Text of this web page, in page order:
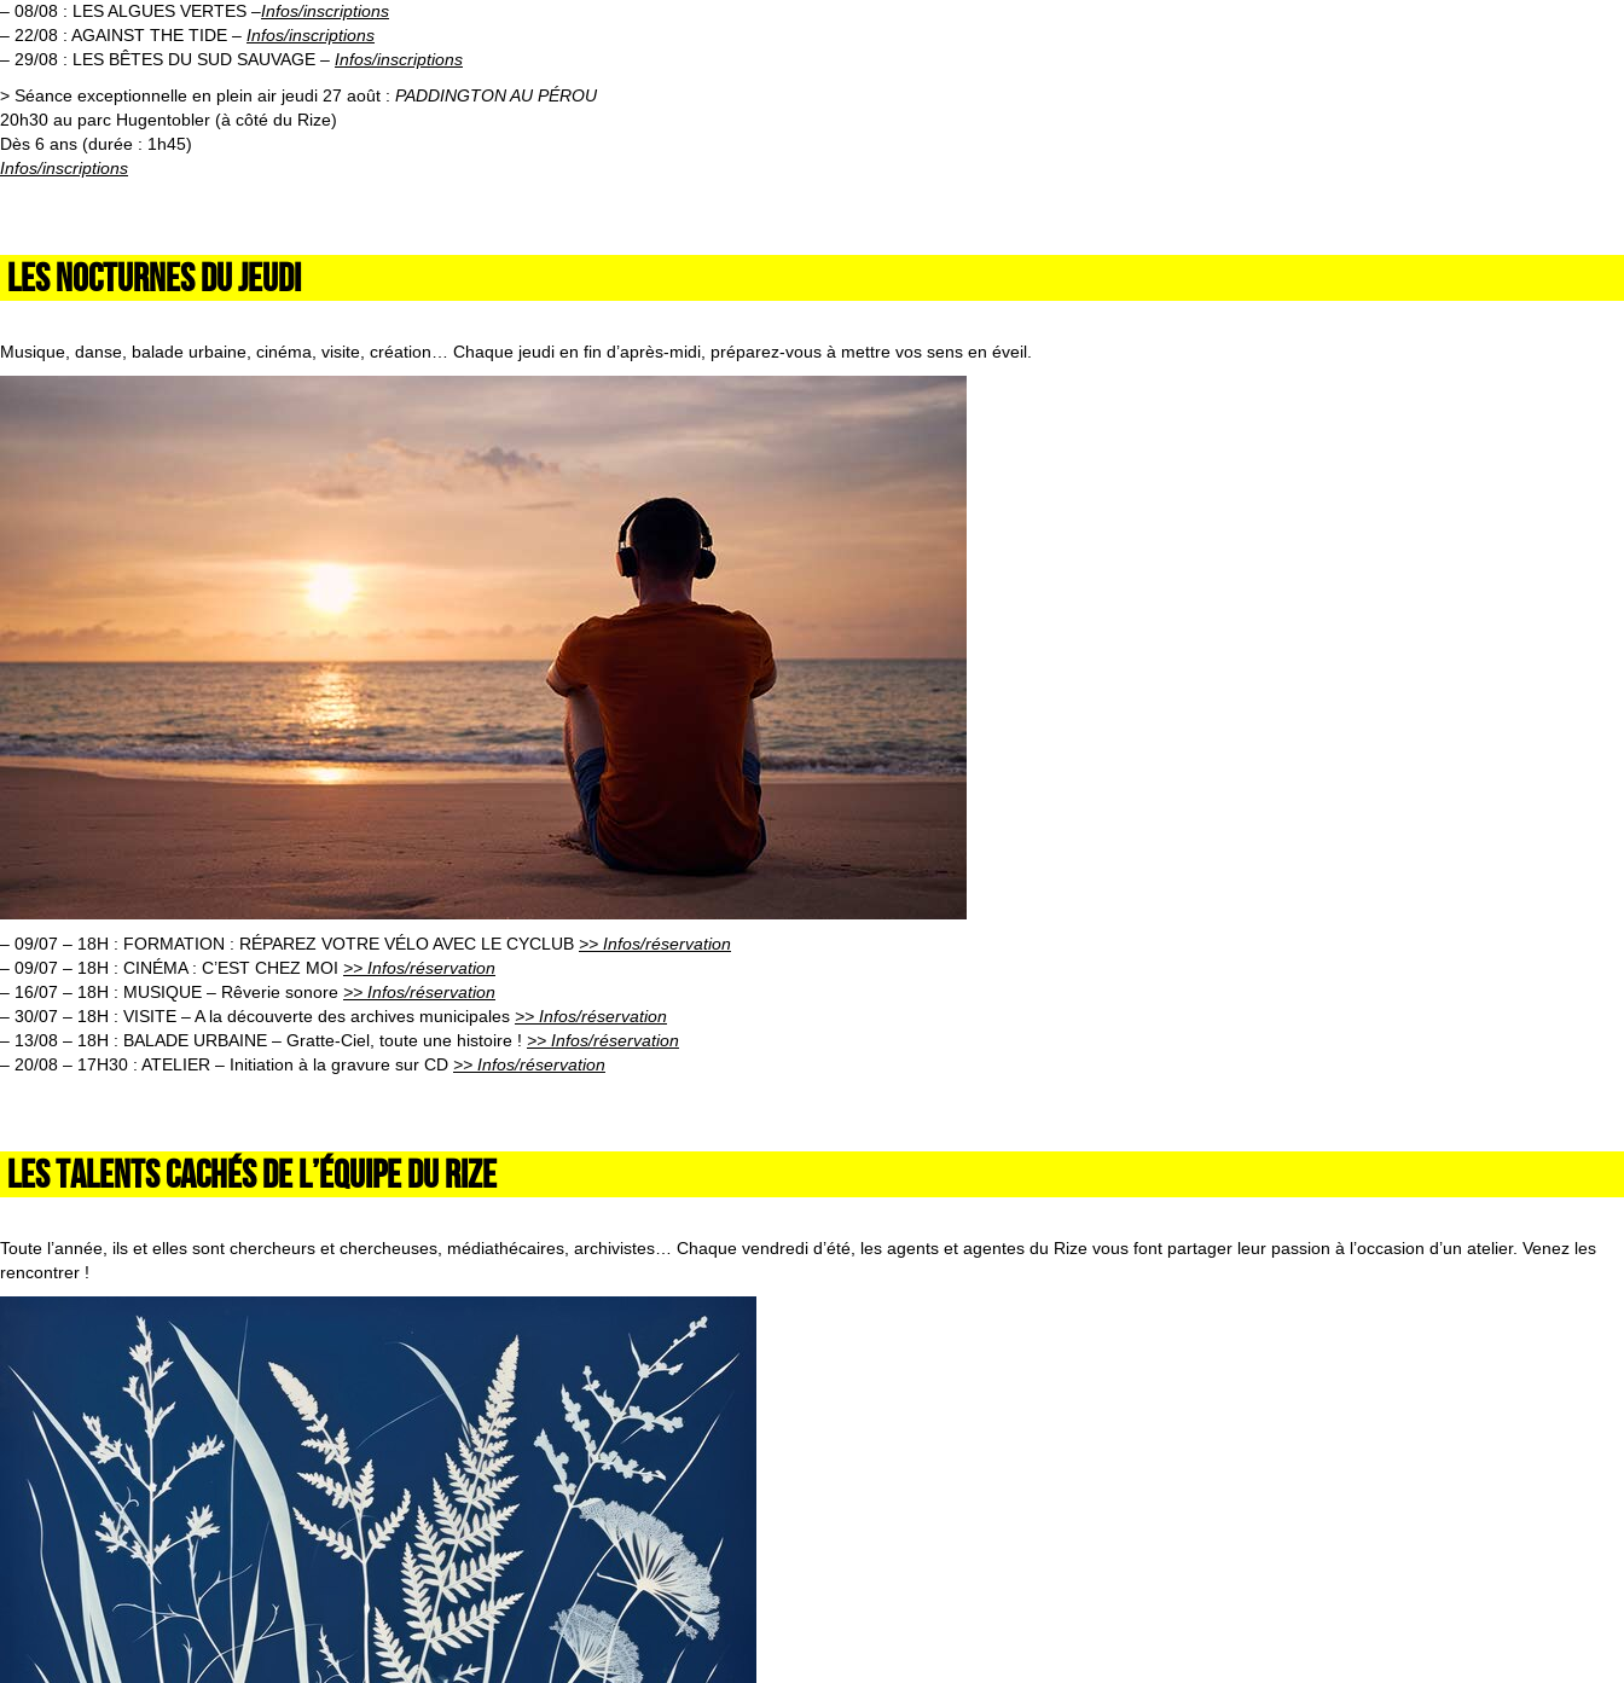
– 08/08 : LES ALGUES VERTES –Infos/inscriptions
– 22/08 : AGAINST THE TIDE – Infos/inscriptions
– 29/08 : LES BÊTES DU SUD SAUVAGE – Infos/inscriptions
> Séance exceptionnelle en plein air jeudi 27 août : PADDINGTON AU PÉROU
20h30 au parc Hugentobler (à côté du Rize)
Dès 6 ans (durée : 1h45)
Infos/inscriptions
LES NOCTURNES DU JEUDI
Musique, danse, balade urbaine, cinéma, visite, création… Chaque jeudi en fin d’après-midi, préparez-vous à mettre vos sens en éveil.
– 09/07 – 18H : FORMATION : RÉPAREZ VOTRE VÉLO AVEC LE CYCLUB >> Infos/réservation
– 09/07 – 18H : CINÉMA : C’EST CHEZ MOI >> Infos/réservation
– 16/07 – 18H : MUSIQUE – Rêverie sonore >> Infos/réservation
– 30/07 – 18H : VISITE – A la découverte des archives municipales >> Infos/réservation
– 13/08 – 18H : BALADE URBAINE – Gratte-Ciel, toute une histoire ! >> Infos/réservation
– 20/08 – 17H30 : ATELIER – Initiation à la gravure sur CD >> Infos/réservation
LES TALENTS CACHÉS DE L’ÉQUIPE DU RIZE
Toute l’année, ils et elles sont chercheurs et chercheuses, médiathécaires, archivistes… Chaque vendredi d’été, les agents et agentes du Rize vous font partager leur passion à l’occasion d’un atelier. Venez les
rencontrer !